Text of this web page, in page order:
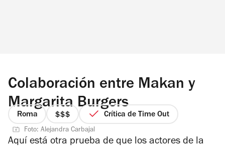
Colaboración entre Makan y
Margarita Burgers
Roma
precio
3
de
Crítica de Time Out
Foto: Alejandra Carbajal
Aquí está otra prueba de que los actores de la